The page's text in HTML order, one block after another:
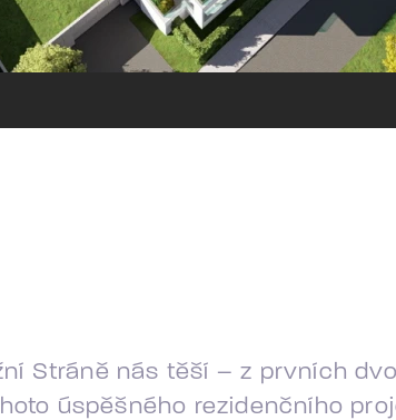
Stráně nás těší – z prvních
úspěšného rezidenčního